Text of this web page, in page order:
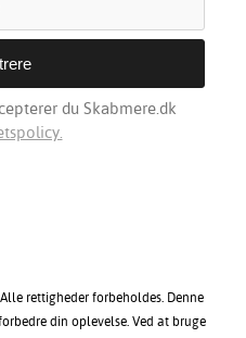
du Skabmere.dk
rettigheder forbeholdes. Denne
din oplevelse. Ved at bruge